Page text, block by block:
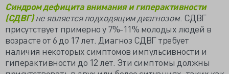
Синдром дефицита внимания и гиперактивности
(СДВГ)не является подходящим диагнозом. СДВГ
присутствует примерно у 7%-11% молодых людей в
возрасте от 6 до 17 лет. Диагноз СДВГ требует
наличия некоторых симптомов импульсивности и
гиперактивности до 12 лет. Эти симптомы должны